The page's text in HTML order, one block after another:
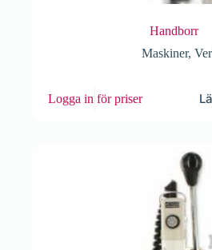
Handborr
Maskiner,
Logga in för priser